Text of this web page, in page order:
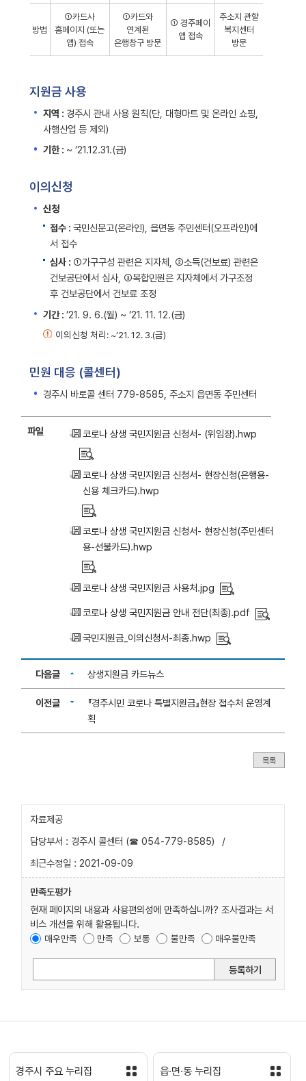
유형별로
나타낸
방법
①카드사
홈페이지 (또는
앱) 접속
①카드와
연계된
은행창구 방문
① 경주페이
앱 접속
주소지 관할
복지센터
방문
지원금 사용
지역 : 경주시 관내 사용 원칙(단, 대형마트 및 온라인 쇼핑,
사행산업 등 제외)
기한 : ~ ’21.12.31.(금)
이의신청
신청
접수 :국민신문고(온라인), 읍면동 주민센터(오프라인)에
서 접수
심사 : ①가구구성 관련은 지자체, ②소득(건보료) 관련은
건보공단에서 심사, ③복합민원은 지자체에서 가구조정
후 건보공단에서 건보료 조정
기간 :’21. 9. 6.(월) ~ ’21. 11. 12.(금)
이의신청 처리: ~’21. 12. 3.(금)
민원 대응 (콜센터)
경주시 바로콜 센터 779-8585, 주소지 읍면동 주민센터
파일 코로나 상생 국민지원금 신청서- (위임장).hwp
코로나 상생 국민지원금 신청서- 현장신청(은행용-
신용 체크카드).hwp
코로나 상생 국민지원금 신청서- 현장신청(주민센터
용-선불카드).hwp
코로나 상생 국민지원금 사용처.jpg
코로나 상생 국민지원금 안내 전단(최종).pdf
국민지원금_이의신청서-최종.hwp
다음글 상생지원금 카드뉴스
이전글
『경주시민 코로나 특별지원금』현장 접수처 운영계
획
목록
자료제공
담당부서 : 경주시 콜센터 (☎ 054-779-8585)
/
최근수정일 : 2021-09-09
만족도평가
현재 페이지의 내용과 사용편의성에 만족하십니까? 조사결과는 서
비스 개선을 위해 활용됩니다.
매우만족 만족 보통 불만족 매우불만족
등록하기
경주시 주요 누리집 읍·면·동 누리집